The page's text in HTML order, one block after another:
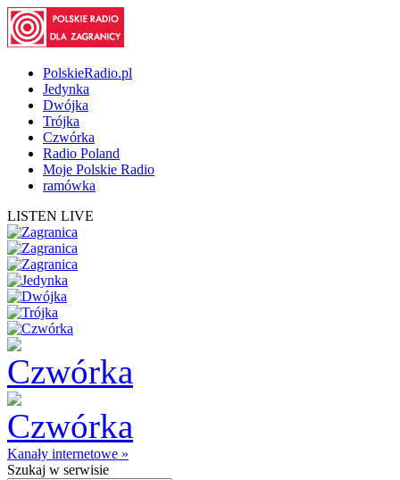
PolskieRadio.pl
Jedynka
Dwójka
Trójka
Czwórka
Radio Poland
Moje Polskie Radio
ramówka
LISTEN LIVE
Kanały internetowe »
Szukaj w serwisie